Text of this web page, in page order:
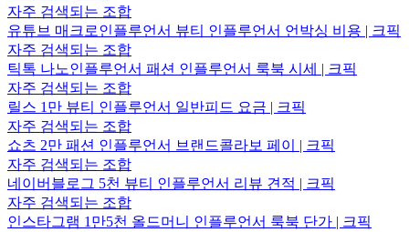
자주 검색되는 조합
유튜브 매크로인플루언서 뷰티 인플루언서 언박싱 비용 | 크픽
자주 검색되는 조합
틱톡 나노인플루언서 패션 인플루언서 룩북 시세 | 크픽
자주 검색되는 조합
릴스 1만 뷰티 인플루언서 일반피드 요금 | 크픽
자주 검색되는 조합
쇼츠 2만 패션 인플루언서 브랜드콜라보 페이 | 크픽
자주 검색되는 조합
네이버블로그 5천 뷰티 인플루언서 리뷰 견적 | 크픽
자주 검색되는 조합
인스타그램 1만5천 올드머니 인플루언서 룩북 단가 | 크픽